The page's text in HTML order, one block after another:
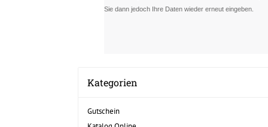
Sie dann jedoch Ihre Daten wieder erneut eingeben.
Kategorien
Gutschein